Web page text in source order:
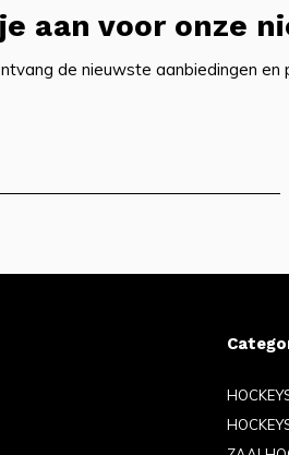
aan voor onze
de nieuwste aanbiedingen en